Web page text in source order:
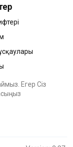
Егер Сіз